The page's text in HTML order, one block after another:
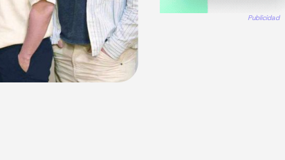
Publicidad